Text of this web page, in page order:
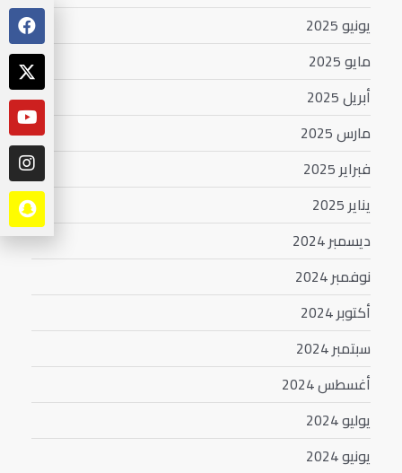
يونيو 2025
مايو 2025
أبريل 2025
مارس 2025
فبراير 2025
يناير 2025
ديسمبر 2024
نوفمبر 2024
أكتوبر 2024
سبتمبر 2024
أغسطس 2024
يوليو 2024
يونيو 2024